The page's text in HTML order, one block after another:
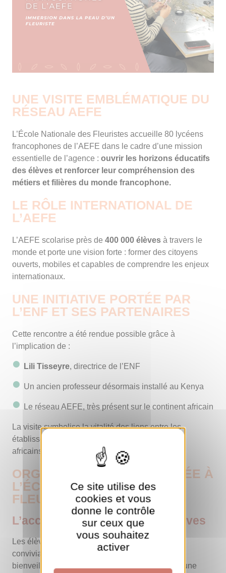
UNE VISITE EMBLÉMATIQUE DU
RÉSEAU AEFE
L’École Nationale des Fleuristes accueille 80 lycéens
francophones de l’AEFE dans le cadre d’une mission
essentielle de l’agence : ouvrir les horizons éducatifs
des élèves et renforcer leur compréhension des
métiers et filières du monde francophone.
LE RÔLE INTERNATIONAL DE
L’AEFE
L’AEFE scolarise près de 400 000 élèves à travers le
monde et porte une vision forte : former des citoyens
ouverts, mobiles et capables de comprendre les enjeux
internationaux.
UNE INITIATIVE PORTÉE PAR
L’ENF ET SES PARTENAIRES
Cette rencontre a été rendue possible grâce à
l’implication de :
Lili Tisseyre, directrice de l’ENF
Un ancien professeur désormais installé au Kenya
Le réseau AEFE, très présent sur le continent africain
La visite symbolise la vitalité des liens entre les
établissements français et les acteurs éducatifs
africains.
ORGANISATION DE LA SOIRÉE À
L’ÉCOLE NATIONALE DES
FLEURISTES
L’accueil et l’intégration des élèves
Les élèves ont été accueillis dans une ambiance
conviviale, marquée par la disponibilité et la
bienveillance des enseignants. L’objectif : créer une
Ce site utilise des
cookies et vous
donne le contrôle
sur ceux que
vous souhaitez
activer